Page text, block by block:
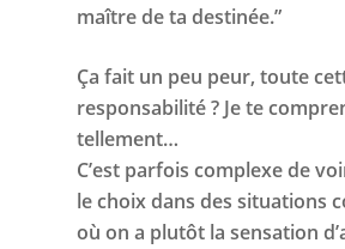
maître de ta destinée.”
Ça fait un peu peur, toute
responsabilité ? Je te
tellement…
C’est parfois complexe de
le choix dans des situations
où on a plutôt la sensation